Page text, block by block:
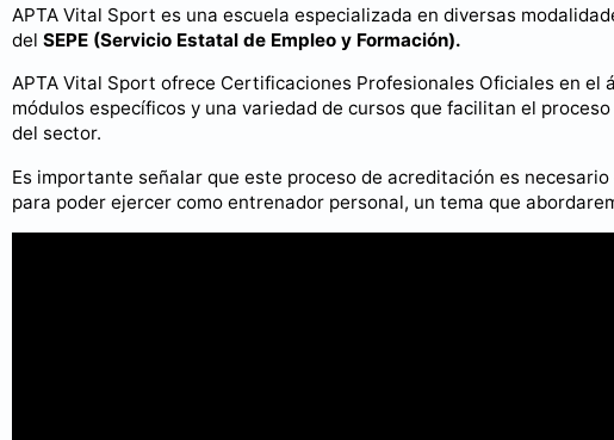
APTA Vital Sport es una escuela especializada en diversas
del SEPE (Servicio Estatal de Empleo y Formación).
APTA Vital Sport ofrece Certificaciones Profesionales Oficiales en el
módulos específicos y una variedad de cursos que facilitan el
del sector.
Es importante señalar que este proceso de acreditación es
para poder ejercer como entrenador personal, un tema que